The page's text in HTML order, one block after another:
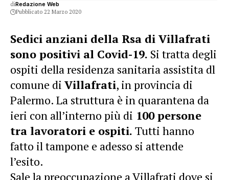
diRedazione Web
Pubblicato 22 Marzo 2020
Sedici anziani della Rsa di Villafrati
sono positivi al Covid-19. Si tratta degli
ospiti della residenza sanitaria assistita dl
comune di Villafrati, in provincia di
Palermo. La struttura è in quarantena da
ieri con all’interno più di 100 persone
tra lavoratori e ospiti. Tutti hanno
fatto il tampone e adesso si attende
l’esito.
Sale la preoccupazione a Villafrati dove si